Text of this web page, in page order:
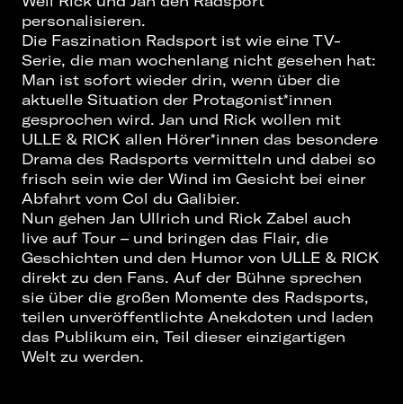
personalisieren.
Die Faszination Radsport ist wie eine TV-
Serie, die man wochenlang nicht gesehen hat:
Man ist sofort wieder drin, wenn über die
aktuelle Situation der Protagonist*innen
gesprochen wird. Jan und Rick wollen mit
ULLE & RICK allen Hörer*innen das besondere
Drama des Radsports vermitteln und dabei so
frisch sein wie der Wind im Gesicht bei einer
Abfahrt vom Col du Galibier.
Nun gehen Jan Ullrich und Rick Zabel auch
live auf Tour – und bringen das Flair, die
Geschichten und den Humor von ULLE & RICK
direkt zu den Fans. Auf der Bühne sprechen
sie über die großen Momente des Radsports,
teilen unveröffentlichte Anekdoten und laden
das Publikum ein, Teil dieser einzigartigen
Welt zu werden.